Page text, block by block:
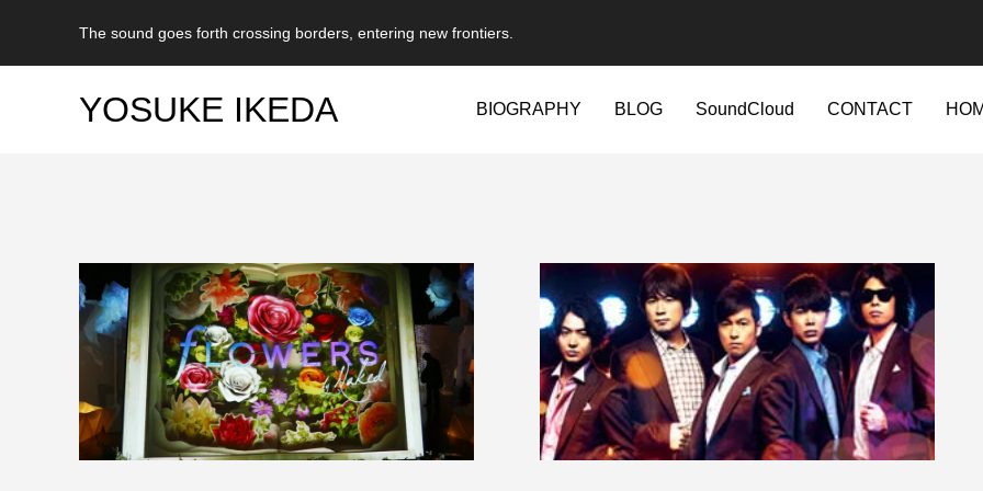
The sound goes forth crossing borders, entering new frontiers.
YOSUKE IKEDA BIOGRAPHY BLOG SoundCloud CONTACT